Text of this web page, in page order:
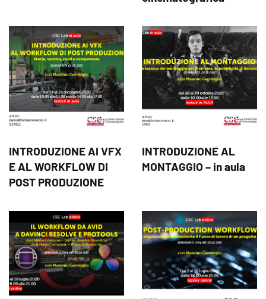
INTRODUZIONE AI VFX
E AL WORKFLOW DI
POST PRODUZIONE
INTRODUZIONE AL
MONTAGGIO – in aula